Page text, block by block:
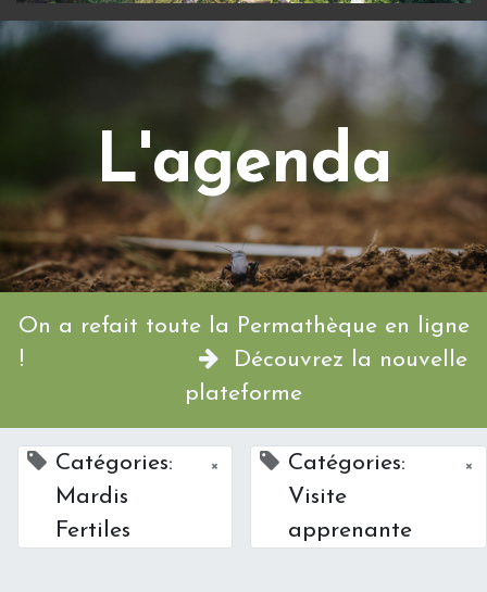
L'agenda
On a refait toute la Permathèque en ligne
!
Découvrez la nouvelle
plateforme
Catégories:
Mardis
Fertiles
×
Catégories:
Visite
apprenante
×